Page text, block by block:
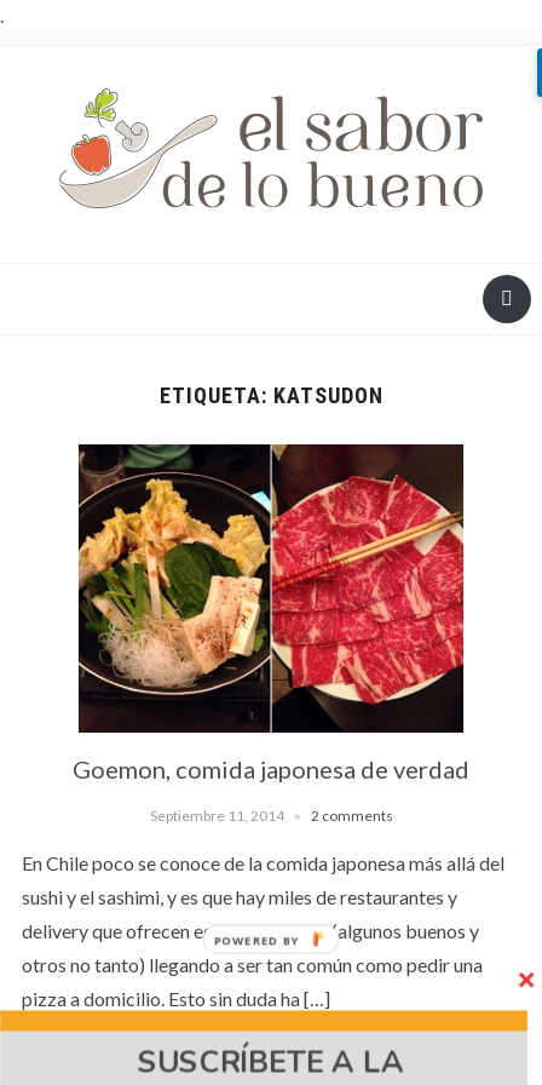
.
ETIQUETA: KATSUDON
Goemon, comida japonesa de verdad
Septiembre 11, 2014 2 comments
En Chile poco se conoce de la comida japonesa más allá del
sushi y el sashimi, y es que hay miles de restaurantes y
delivery que ofrecen estos productos (algunos buenos y
otros no tanto) llegando a ser tan común como pedir una
pizza a domicilio. Esto sin duda ha […]
SUSCRÍBETE A LA
POWERED BY